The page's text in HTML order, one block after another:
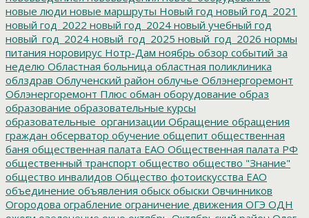
новые люди новые маршруты Новый год новый год_2021
новый год_2022 новый год_2024 новый учебный год
новый_год_2024 новый_год_2025 новый_год_2026 нормы
питания норовирус Нотр-Дам ноябрь обзор событий за
неделю Областная больница областная поликлиника
облздрав Облученский район облучье Облэнергоремонт
Облэнергоремонт Плюс обман оборудование образ
образование образовательные курсы
образовательные_организации Обращение обращения
граждан обсерватор обучение общепит общественная
баня общественная палата ЕАО Общественная палата РФ
общественный транспорт общество общество "Знание"
общество инвалидов Общество фотоискусства ЕАО
объединение объявления обыск обыски Овчинников
Огородова ограбление ограничение движения ОГЭ ОДН